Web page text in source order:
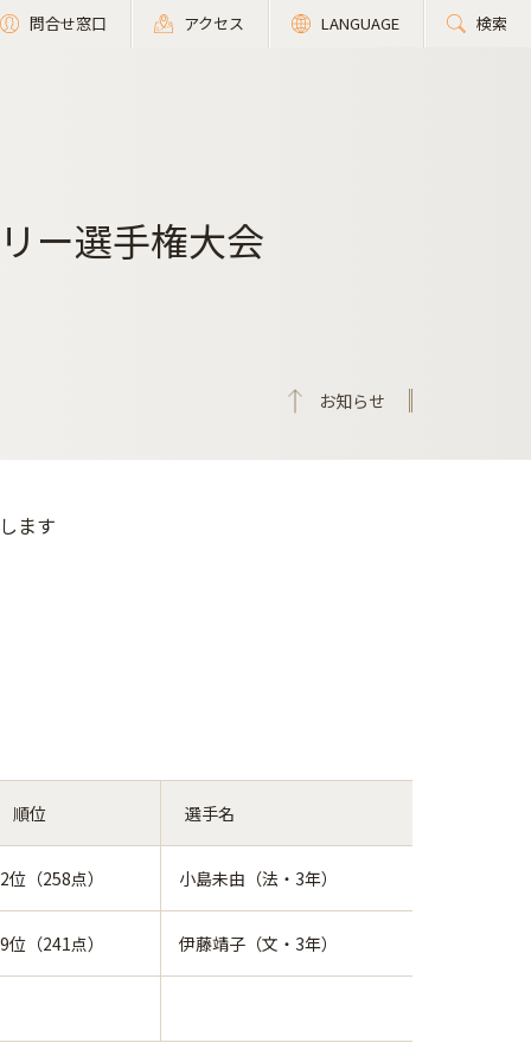
問合せ窓口 アクセス LANGUAGE 検索
ー選手権大会
お知らせ
ます
順位 選手名
位（258点） 小島未由（法・3年）
位（241点） 伊藤靖子（文・3年）